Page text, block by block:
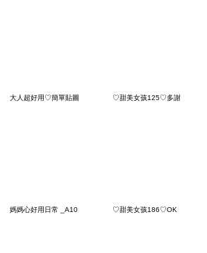
大人超好用♡簡單貼圖 ♡甜美女孩125♡多謝
媽媽心好用日常 _A10 ♡甜美女孩186♡OK